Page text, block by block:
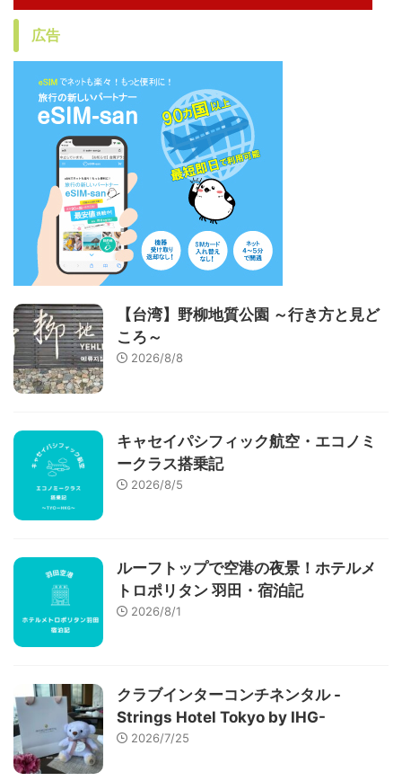
広告
【台湾】野柳地質公園 ～行き方と見ど
ころ～
2026/8/8
キャセイパシフィック航空・エコノミ
ークラス搭乗記
2026/8/5
ルーフトップで空港の夜景！ホテルメ
トロポリタン 羽田・宿泊記
2026/8/1
クラブインターコンチネンタル -
Strings Hotel Tokyo by IHG-
2026/7/25